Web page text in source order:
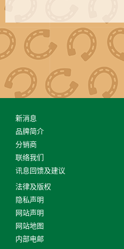
新消息
品牌简介
分销商
联络我们
讯息回馈及建议
法律及版权
隐私声明
网站声明
网站地图
内部电邮